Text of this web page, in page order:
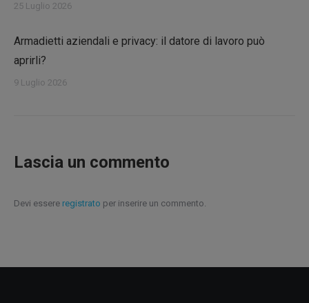
25 Luglio 2026
Armadietti aziendali e privacy: il datore di lavoro può
aprirli?
9 Luglio 2026
Lascia un commento
Devi essere registrato per inserire un commento.